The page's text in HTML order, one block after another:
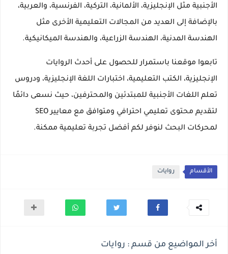
الأجنبية مثل الإنجليزية، الألمانية، التركية، الفرنسية، والعربية،
بالإضافة إلى العديد من المجالات التعليمية الأخرى مثل
الهندسة المدنية، الهندسة الزراعية، والهندسة الميكانيكية.
تابعوا موقعنا باستمرار للحصول على أحدث الروايات
الإنجليزية، الكتب التعليمية، اختبارات اللغة الإنجليزية، ودروس
تعلم اللغات الأجنبية للمبتدئين والمحترفين، حيث نسعى دائمًا
لتقديم محتوى تعليمي احترافي ومتوافق مع معايير SEO
لمحركات البحث لنوفر لكم أفضل تجربة تعليمية ممكنة.
الأقسام روايات
أخر المواضيع من قسم : روايات